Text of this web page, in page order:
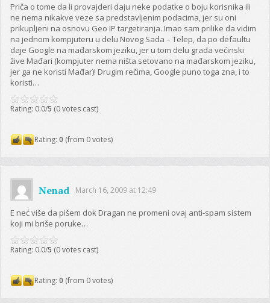
Priča o tome da li provajderi daju neke podatke o boju korisnika ili
ne nema nikakve veze sa predstavljenim podacima, jer su oni
prikupljeni na osnovu Geo IP targetiranja. Imao sam prilike da vidim
na jednom kompjuteru u delu Novog Sada – Telep, da po defaultu
daje Google na mađarskom jeziku, jer u tom delu grada većinski
žive Mađari (kompjuter nema ništa setovano na mađarskom jeziku,
jer ga ne koristi Mađar)! Drugim rečima, Google puno toga zna, i to
koristi…
Rating: 0.0/5 (0 votes cast)
Rating:0 (from 0 votes)
Nenad March 16, 2009 at 12:49
E neć više da pišem dok Dragan ne promeni ovaj anti-spam sistem
koji mi briše poruke…
Rating: 0.0/5 (0 votes cast)
Rating:0 (from 0 votes)